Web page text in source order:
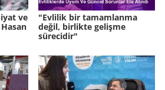
ve
"Evlilik bir tamamlanma
değil, birlikte gelişme
sürecidir"